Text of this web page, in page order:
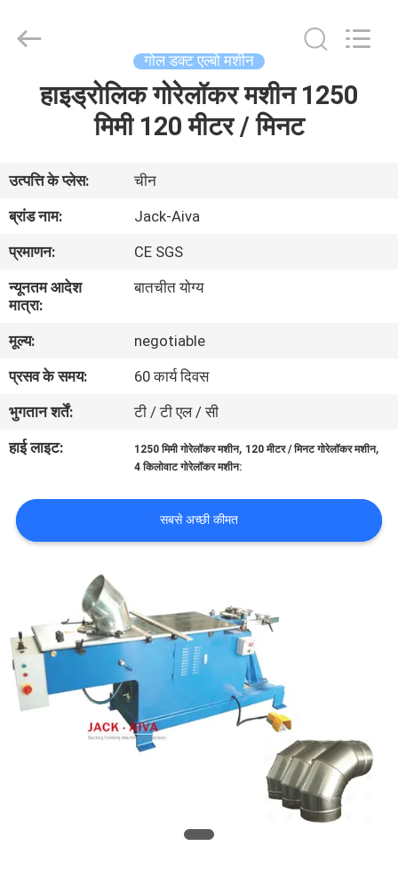
हमारे
बारे
कारखाने
दौरा
गुणवत्ता
हमसे
समाचार
उद्धरण
MACHINERY
गोल डक्ट एल्बो मशीन
हाइड्रोलिक गोरेलॉकर मशीन 1250
मिमी 120 मीटर / मिनट
उत्पत्ति के प्लेस:
चीन
ब्रांड नाम:
Jack-Aiva
प्रमाणन:
CE SGS
न्यूनतम आदेश
मात्रा:
बातचीत योग्य
मूल्य:
negotiable
प्रसव के समय:
60 कार्य दिवस
भुगतान शर्तें:
टी / टी एल / सी
हाई लाइट:
1250 मिमी गोरेलॉकर मशीन, 120 मीटर / मिनट गोरेलॉकर मशीन,
4 किलोवाट गोरेलॉकर मशीन:
सबसे अच्छी कीमत